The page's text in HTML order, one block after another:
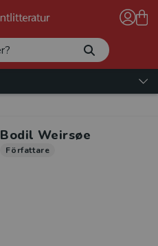
Bodil Weirsøe
Författare